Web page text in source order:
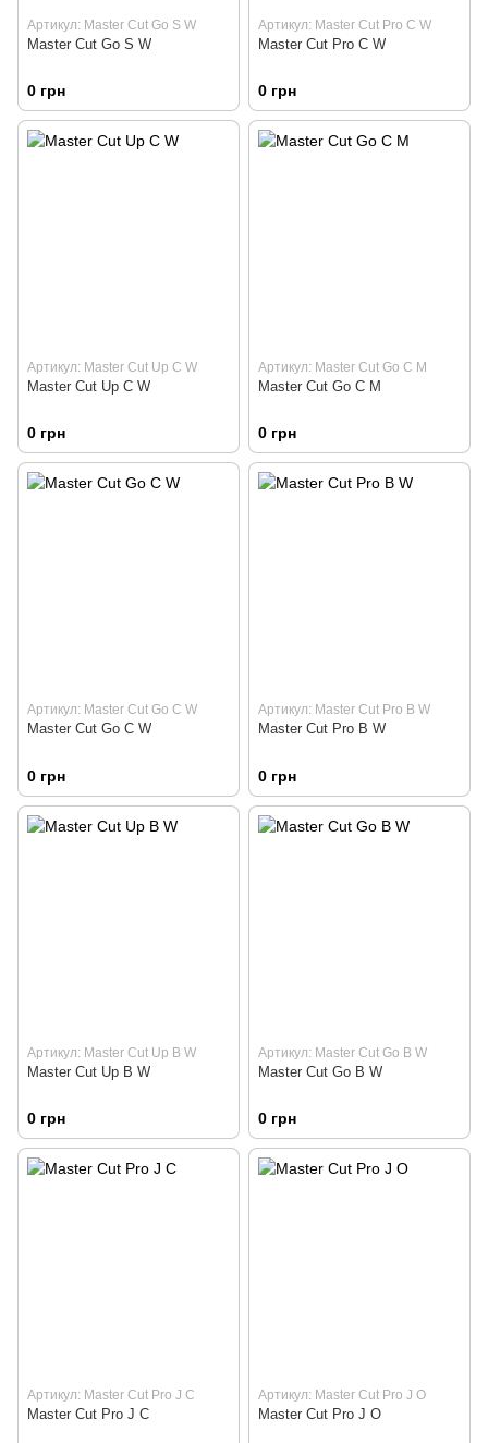
Артикул: Master Cut Go S W
Master Cut Go S W
0 грн
Артикул: Master Cut Pro C W
Master Cut Pro C W
0 грн
Артикул: Master Cut Up C W
Master Cut Up C W
0 грн
Артикул: Master Cut Go C M
Master Cut Go C M
0 грн
Артикул: Master Cut Go C W
Master Cut Go C W
0 грн
Артикул: Master Cut Pro B W
Master Cut Pro B W
0 грн
Артикул: Master Cut Up B W
Master Cut Up B W
0 грн
Артикул: Master Cut Go B W
Master Cut Go B W
0 грн
Артикул: Master Cut Pro J C
Master Cut Pro J C
Артикул: Master Cut Pro J O
Master Cut Pro J O